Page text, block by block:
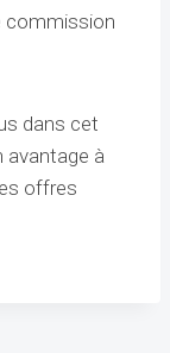
commission
dans cet
avantage à
offres